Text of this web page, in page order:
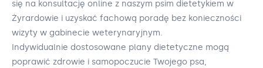
się na konsultację online z naszym psim dietetykiem w
Żyrardowie i uzyskać fachową poradę bez konieczności
wizyty w gabinecie weterynaryjnym.
Indywidualnie dostosowane plany dietetyczne mogą
poprawić zdrowie i samopoczucie Twojego psa,